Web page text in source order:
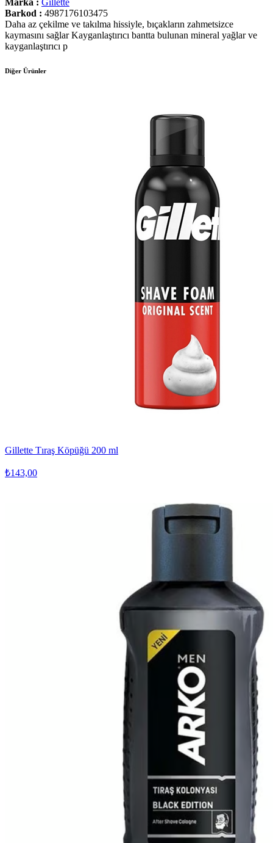
Marka : Gillette
Barkod : 4987176103475
Daha az çekilme ve takılma hissiyle, bıçakların zahmetsizce
kaymasını sağlar Kayganlaştırıcı bantta bulunan mineral yağlar ve
kayganlaştırıcı p
Diğer Ürünler
Gillette Tıraş Köpüğü 200 ml
₺143,00